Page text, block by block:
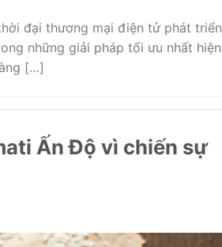
đại thương mại điện tử phát triển
những giải pháp tối ưu nhất hiện
[…]
Ấn Độ vì chiến sự